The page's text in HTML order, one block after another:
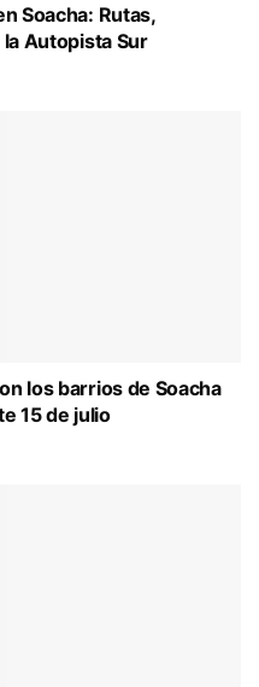
Soacha: Rutas,
Autopista Sur
los barrios de Soacha
15 de julio